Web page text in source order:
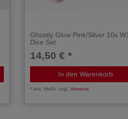
Ghostly Glow Pink/Silver 10x
Dice Set
14,50 € *
In den Warenkorb
*inkl. MwSt. zzgl.Versand